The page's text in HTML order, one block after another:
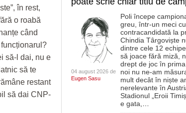
în rest,
o roabă
când
să-l dai, nu e
să te
restant
să dai CNP-
04 august 2026 de
Eugen Sasu
Poli începe
greu, într-un meci
contracandidată la
Chindia Târgoviște
dintre cele 12
să joace fără miză,
drept de joc în
noi nu ne-am
mult decât în niște
nerelevante în
Stadionul „Eroii
e gata,